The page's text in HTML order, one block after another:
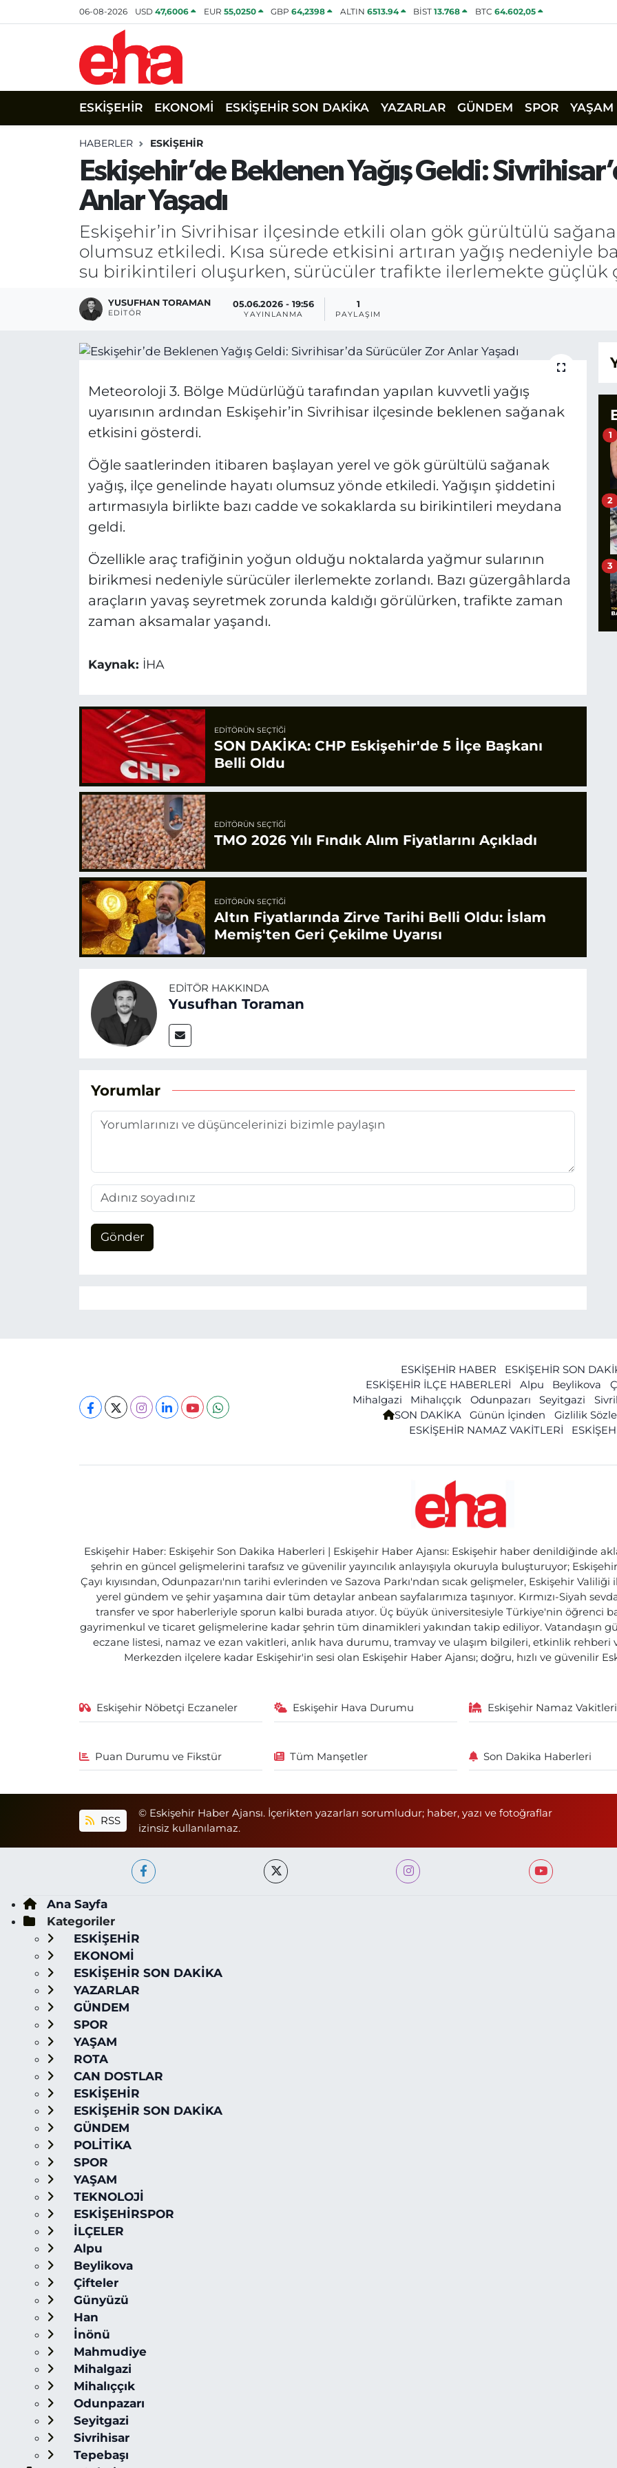
06-08-2026 USD47,6006 EUR 55,0250 GBP64,2398 ALTIN 6513.94 BİST13.768 BTC 64.602,05
ESKİŞEHİR EKONOMİ ESKİŞEHİR SON DAKİKA YAZARLAR GÜNDEM SPOR YAŞAM
HABERLER ESKİŞEHİR
Eskişehir’de Beklenen Yağış Geldi:
Anlar Yaşadı
Eskişehir’in Sivrihisar ilçesinde etkili olan gök gürültülü
olumsuz etkiledi. Kısa sürede etkisini artıran yağış nedeniyle
su birikintileri oluşurken, sürücüler trafikte ilerlemekte güçlük
YUSUFHAN TORAMAN
EDITÖR
05.06.2026 - 19:56
YAYINLANMA
1
PAYLAŞIM
Meteoroloji 3. Bölge Müdürlüğü tarafından yapılan kuvvetli yağış
uyarısının ardından Eskişehir’in Sivrihisar ilçesinde beklenen sağanak
etkisini gösterdi.
Öğle saatlerinden itibaren başlayan yerel ve gök gürültülü sağanak
yağış, ilçe genelinde hayatı olumsuz yönde etkiledi. Yağışın şiddetini
artırmasıyla birlikte bazı cadde ve sokaklarda su birikintileri meydana
geldi.
Özellikle araç trafiğinin yoğun olduğu noktalarda yağmur sularının
birikmesi nedeniyle sürücüler ilerlemekte zorlandı. Bazı güzergâhlarda
araçların yavaş seyretmek zorunda kaldığı görülürken, trafikte zaman
zaman aksamalar yaşandı.
Kaynak: İHA
EDITÖRÜN SEÇTIĞI
SON DAKİKA: CHP Eskişehir'de 5 İlçe Başkanı
Belli Oldu
EDITÖRÜN SEÇTIĞI
TMO 2026 Yılı Fındık Alım Fiyatlarını Açıkladı
EDITÖRÜN SEÇTIĞI
Altın Fiyatlarında Zirve Tarihi Belli Oldu: İslam
Memiş'ten Geri Çekilme Uyarısı
EDITÖR HAKKINDA
Yusufhan Toraman
Yorumlar
Gönder
1
2
3
ESKİŞEHİR HABER ESKİŞEHİR SON
ESKİŞEHİR İLÇE HABERLERİ
Alpu Beylikova
Mihalgazi
Mihalıççık Odunpazarı Seyitgazi
SON DAKİKA
Günün İçinden Gizlilik
ESKİŞEHİR NAMAZ VAKİTLERİ
Eskişehir Haber: Eskişehir Son Dakika Haberleri | Eskişehir Haber Ajansı: Eskişehir haber denildiğinde
şehrin en güncel gelişmelerini tarafsız ve güvenilir yayıncılık anlayışıyla okuruyla buluşturuyor;
Çayı kıyısından, Odunpazarı'nın tarihi evlerinden ve Sazova Parkı'ndan sıcak gelişmeler, Eskişehir
yerel gündem ve şehir yaşamına dair tüm detaylar anbean sayfalarımıza taşınıyor. Kırmızı-Siyah
transfer ve spor haberleriyle sporun kalbi burada atıyor. Üç büyük üniversitesiyle Türkiye'nin öğrenci
gayrimenkul ve ticaret gelişmelerine kadar şehrin tüm dinamikleri yakından takip ediliyor. Vatandaşın
eczane listesi, namaz ve ezan vakitleri, anlık hava durumu, tramvay ve ulaşım bilgileri, etkinlik
Merkezden ilçelere kadar Eskişehir'in sesi olan Eskişehir Haber Ajansı; doğru, hızlı ve güvenilir
Eskişehir Nöbetçi Eczaneler Eskişehir Hava Durumu Eskişehir Namaz Vakitleri
Puan Durumu ve Fikstür Tüm Manşetler Son Dakika Haberleri
RSS
© Eskişehir Haber Ajansı. İçerikten yazarları sorumludur; haber, yazı ve fotoğraflar
izinsiz kullanılamaz.
Ana Sayfa
Kategoriler
ESKİŞEHİR
EKONOMİ
ESKİŞEHİR SON DAKİKA
YAZARLAR
GÜNDEM
SPOR
YAŞAM
ROTA
CAN DOSTLAR
ESKİŞEHİR
ESKİŞEHİR SON DAKİKA
GÜNDEM
POLİTİKA
SPOR
YAŞAM
TEKNOLOJİ
ESKİŞEHİRSPOR
İLÇELER
Alpu
Beylikova
Çifteler
Günyüzü
Han
İnönü
Mahmudiye
Mihalgazi
Mihalıççık
Odunpazarı
Seyitgazi
Sivrihisar
Tepebaşı